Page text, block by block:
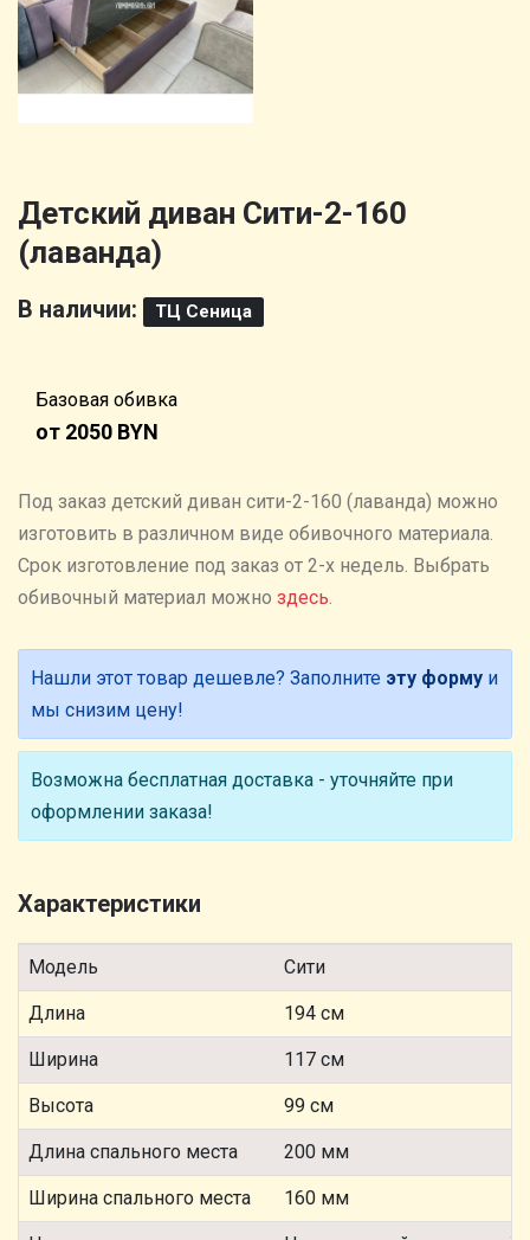
Детский диван Сити-2-160
(лаванда)
В наличии: ТЦ Сеница
Базовая обивка
от 2050 BYN
Под заказ детский диван сити-2-160 (лаванда) можно
изготовить в различном виде обивочного материала.
Cрок изготовление под заказ от 2-х недель. Выбрать
обивочный материал можно здесь.
Нашли этот товар дешевле? Заполните эту форму и
мы снизим цену!
Возможна бесплатная доставка - уточняйте при
оформлении заказа!
Характеристики
Модель Сити
Длина 194 см
Ширина 117 см
Высота 99 см
Длина спального места 200 мм
Ширина спального места 160 мм